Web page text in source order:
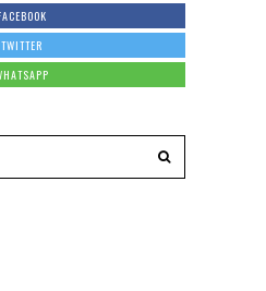
TWITTER